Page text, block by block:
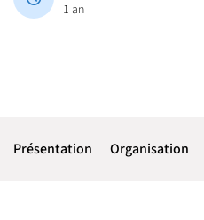
1 an
Présentation Organisation